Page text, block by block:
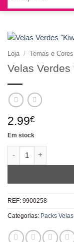
Loja / Temas e Cores
Velas Verdes
2.99€
Em stock
REF: 9900258
Categorias: Packs Velas